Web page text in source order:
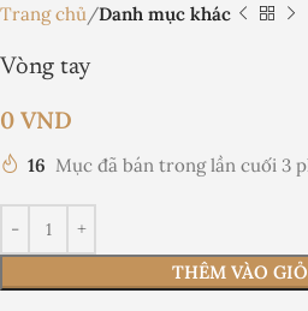
Trang chủ Danh mục khác
Vòng tay
0 VND
16 Mục đã bán trong lần cuối 3
THÊM VÀO